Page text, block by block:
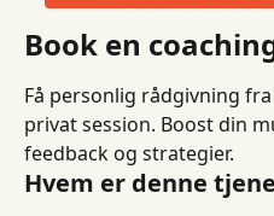
Book en
Få personlig rådgivning
privat session. Boost din
feedback og strategier.
Hvem er denne